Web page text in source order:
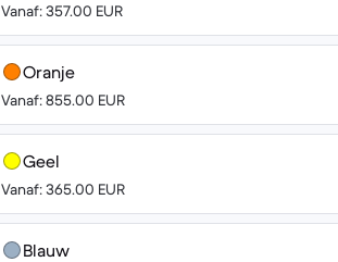
Vanaf: 357.00 EUR
Oranje
Vanaf: 855.00 EUR
Geel
Vanaf: 365.00 EUR
Blauw